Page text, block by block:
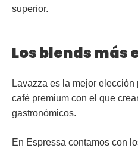
superior.
Los blends más
Lavazza es la mejor
café premium con el que
gastronómicos.
En Espressa contamos con